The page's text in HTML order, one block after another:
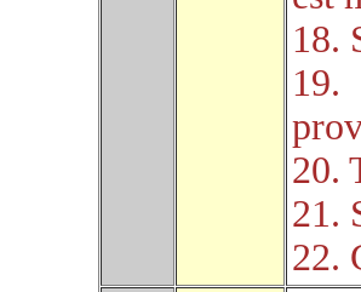
18.
19.
20.
21.
22.